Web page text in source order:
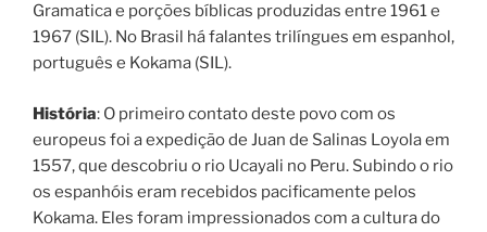
Gramatica e porções bíblicas produzidas entre 1961 e
1967 (SIL). No Brasil há falantes trilíngues em espanhol,
português e Kokama (SIL).
História: O primeiro contato deste povo com os
europeus foi a expedição de Juan de Salinas Loyola em
1557, que descobriu o rio Ucayali no Peru. Subindo o rio
os espanhóis eram recebidos pacificamente pelos
Kokama. Eles foram impressionados com a cultura do